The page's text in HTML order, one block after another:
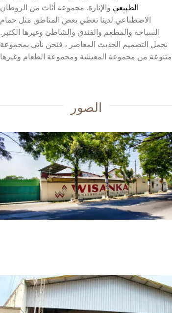
الطبيعي والإنارة. مجموعة أثاث من الروطان
الاصطناعي لدينا تغطي بعض المناطق مثل حمام
السباحة والمطعم والفندق والشاطئ وغيرها الكثير.
نحمل التصميم الحديث المعاصر ، فنحن نأتي بمجموعة
متنوعة من مجموعة المعيشة ومجموعة الطعام وغيرها